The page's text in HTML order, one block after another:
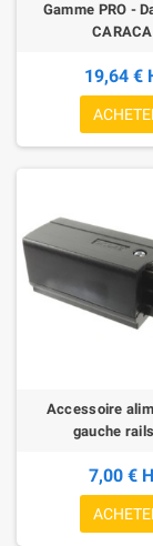
Gamme PRO -
19,64 €
Accessoire
gauche
7,00 €